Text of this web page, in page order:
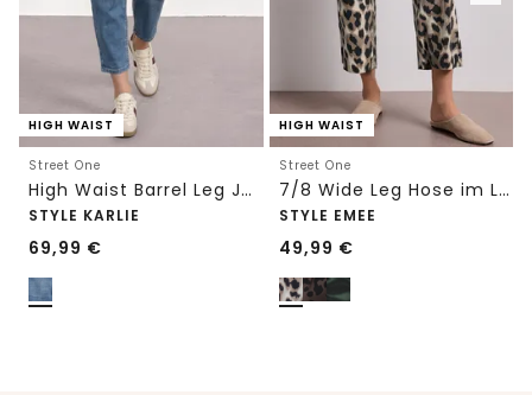
HIGH WAIST
Street One
High Waist Barrel Leg Jeans im Loose Fit
STYLE KARLIE
69,99 €
HIGH WAIST
Street One
7/8 Wide Leg Hose im Loose Fit mit Print
STYLE EMEE
49,99 €